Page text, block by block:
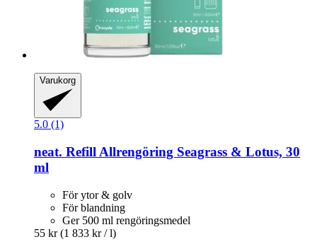
Varukorg
5.0 (1)
neat. Refill Allrengöring Seagrass & Lotus, 30
ml
För ytor & golv
För blandning
Ger 500 ml rengöringsmedel
55 kr (1 833 kr / l)